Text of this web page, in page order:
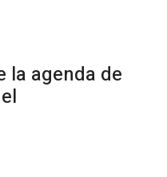
la agenda de